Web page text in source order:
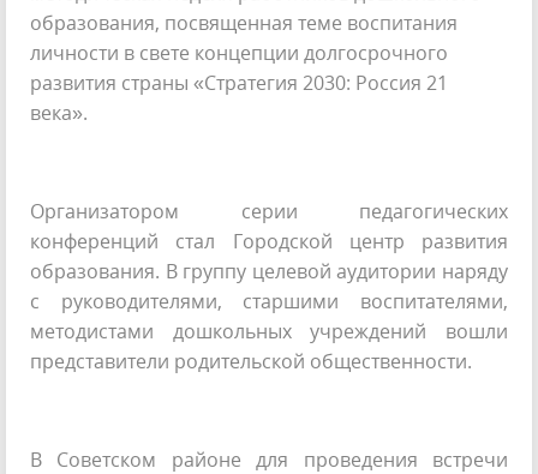
образования, посвященная теме воспитания
личности в свете концепции долгосрочного
развития страны «Стратегия 2030: Россия 21
века».
Организатором серии педагогических
конференций стал Городской центр развития
образования. В группу целевой аудитории наряду
с руководителями, старшими воспитателями,
методистами дошкольных учреждений вошли
представители родительской общественности.
В Советском районе для проведения встречи